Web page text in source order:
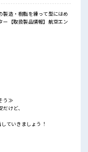
製造・樹脂を練って型にはめ
ー【取扱製品情報】航空エン
う≫
けど、
ていきましょう！